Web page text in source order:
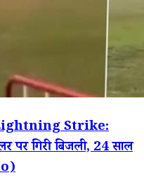
Strike:
पर गिरी बिजली, 24 साल